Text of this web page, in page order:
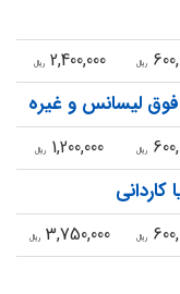
ریال 2,400,000 ریال
لیسانس و غیره
ریال 1,200,000 ریال
ریال 3,750,000 ریال